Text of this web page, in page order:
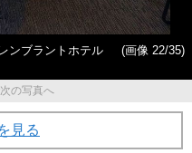
ンブラントホテル
(画像 22/35)
の写真へ
見る